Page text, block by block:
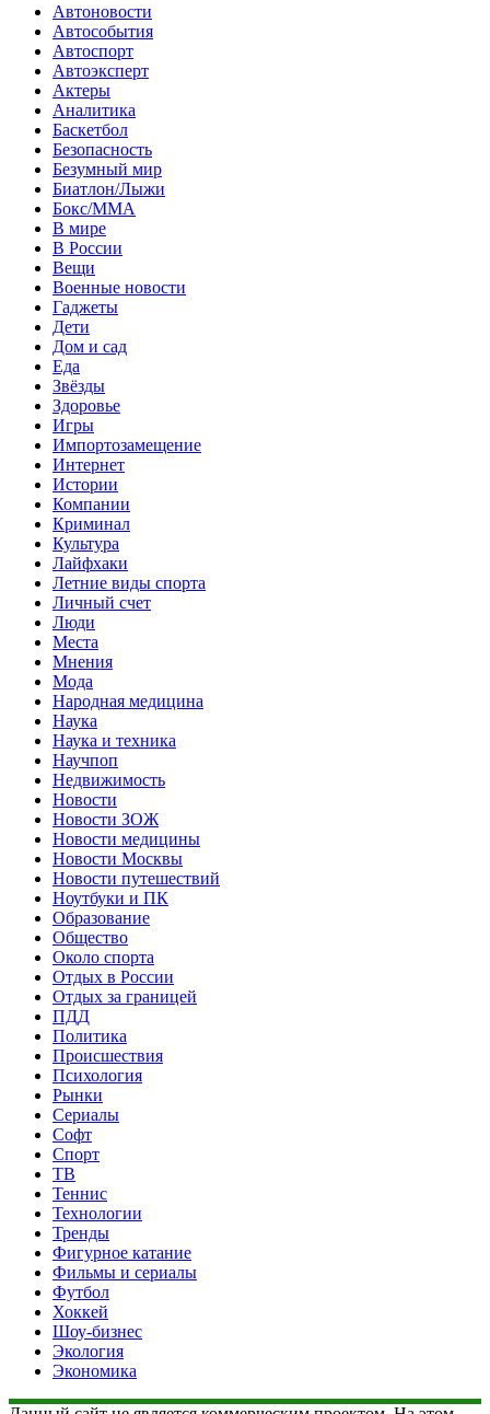
Автоновости
Автособытия
Автоспорт
Автоэксперт
Актеры
Аналитика
Баскетбол
Безопасность
Безумный мир
Биатлон/Лыжи
Бокс/MMA
В мире
В России
Вещи
Военные новости
Гаджеты
Дети
Дом и сад
Еда
Звёзды
Здоровье
Игры
Импортозамещение
Интернет
Истории
Компании
Криминал
Культура
Лайфхаки
Летние виды спорта
Личный счет
Люди
Места
Мнения
Мода
Народная медицина
Наука
Наука и техника
Научпоп
Недвижимость
Новости
Новости ЗОЖ
Новости медицины
Новости Москвы
Новости путешествий
Ноутбуки и ПК
Образование
Общество
Около спорта
Отдых в России
Отдых за границей
ПДД
Политика
Происшествия
Психология
Рынки
Сериалы
Софт
Спорт
ТВ
Теннис
Технологии
Тренды
Фигурное катание
Фильмы и сериалы
Футбол
Хоккей
Шоу-бизнес
Экология
Экономика